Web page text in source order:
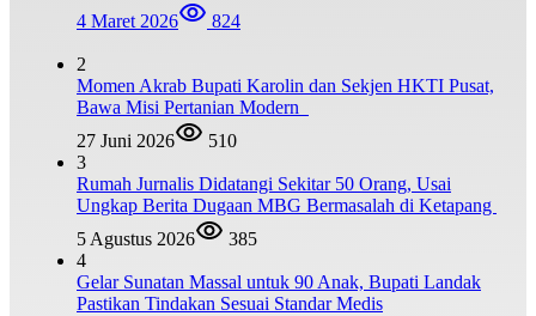
4 Maret 2026
824
2
Momen Akrab Bupati Karolin dan Sekjen HKTI Pusat,
Bawa Misi Pertanian Modern
27 Juni 2026
510
3
Rumah Jurnalis Didatangi Sekitar 50 Orang, Usai
Ungkap Berita Dugaan MBG Bermasalah di Ketapang
5 Agustus 2026
385
4
Gelar Sunatan Massal untuk 90 Anak, Bupati Landak
Pastikan Tindakan Sesuai Standar Medis